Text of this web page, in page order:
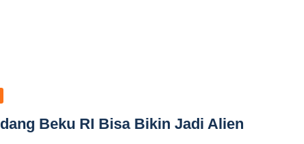
Beku RI Bisa Bikin Jadi Alien